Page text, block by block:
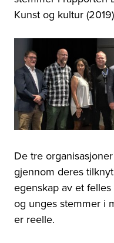
Kunst og kultur
De tre
gjennom deres
egenskap av et
og unges stemmer i
er reelle.